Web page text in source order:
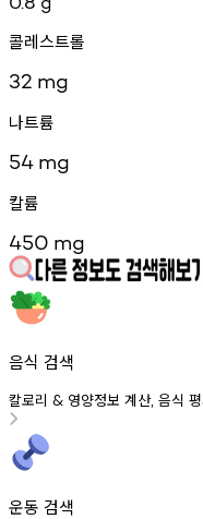
콜레스트롤
32 mg
나트륨
54 mg
칼륨
450 mg
음식 검색
칼로리 & 영양정보 계산, 음식
운동 검색